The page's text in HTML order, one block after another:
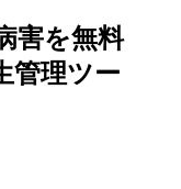
害を無料
管理ツー